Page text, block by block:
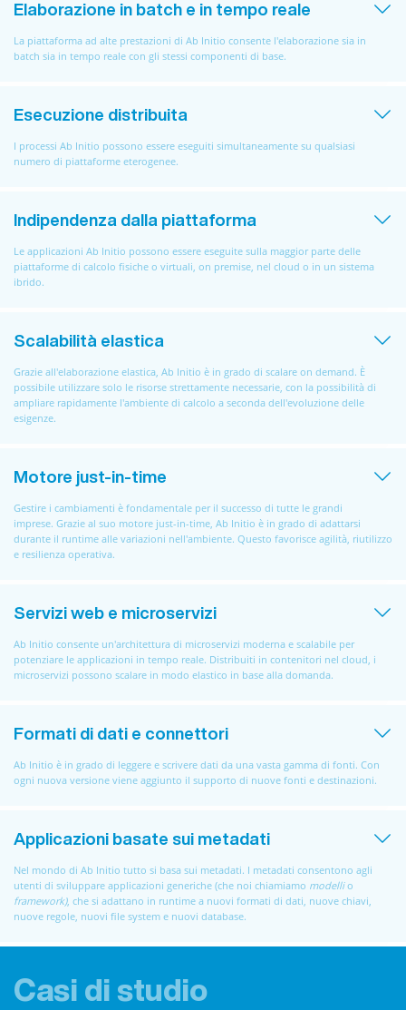
Elaborazione in batch e in tempo reale
La piattaforma ad alte prestazioni di Ab Initio consente l'elaborazione sia in
batch sia in tempo reale con gli stessi componenti di base.
Esecuzione distribuita
I processi Ab Initio possono essere eseguiti simultaneamente su qualsiasi
numero di piattaforme eterogenee.
Indipendenza dalla piattaforma
Le applicazioni Ab Initio possono essere eseguite sulla maggior parte delle
piattaforme di calcolo fisiche o virtuali, on premise, nel cloud o in un sistema
ibrido.
Scalabilità elastica
Grazie all'elaborazione elastica, Ab Initio è in grado di scalare on demand. È
possibile utilizzare solo le risorse strettamente necessarie, con la possibilità di
ampliare rapidamente l'ambiente di calcolo a seconda dell'evoluzione delle
esigenze.
Motore just-in-time
Gestire i cambiamenti è fondamentale per il successo di tutte le grandi
imprese. Grazie al suo motore just-in-time, Ab Initio è in grado di adattarsi
durante il runtime alle variazioni nell'ambiente. Questo favorisce agilità, riutilizzo
e resilienza operativa.
Servizi web e microservizi
Ab Initio consente un'architettura di microservizi moderna e scalabile per
potenziare le applicazioni in tempo reale. Distribuiti in contenitori nel cloud, i
microservizi possono scalare in modo elastico in base alla domanda.
Formati di dati e connettori
Ab Initio è in grado di leggere e scrivere dati da una vasta gamma di fonti. Con
ogni nuova versione viene aggiunto il supporto di nuove fonti e destinazioni.
Applicazioni basate sui metadati
Nel mondo di Ab Initio tutto si basa sui metadati. I metadati consentono agli
utenti di sviluppare applicazioni generiche (che noi chiamiamo modellio
framework), che si adattano in runtime a nuovi formati di dati, nuove chiavi,
nuove regole, nuovi file system e nuovi database.
Casi di studio